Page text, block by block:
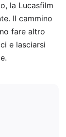
la Lucasfilm
Il cammino
fare altro
e lasciarsi